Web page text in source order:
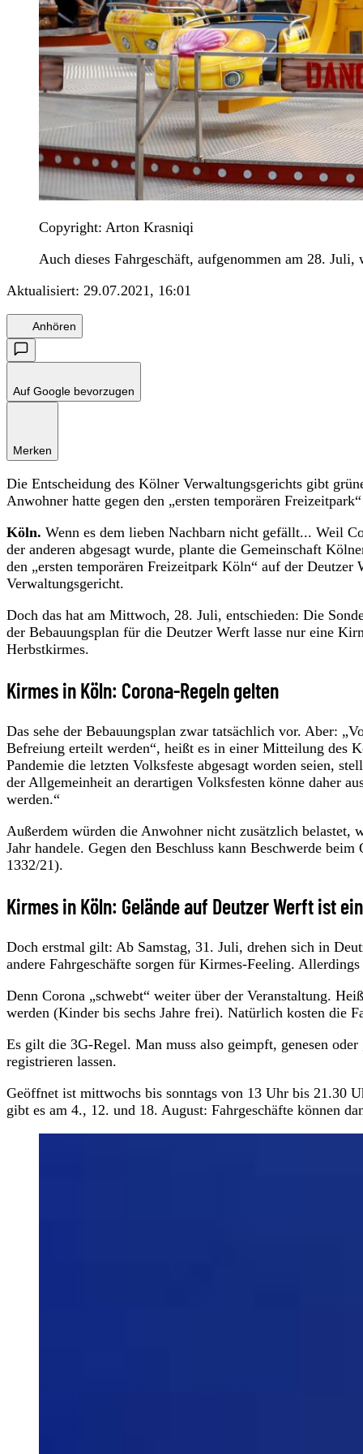
Copyright: Arton Krasniqi
Auch dieses Fahrgeschäft, aufgenommen am 28.
Aktualisiert: 29.07.2021, 16:01
Anhören
Auf Google bevorzugen
Merken
Die Entscheidung des Kölner Verwaltungsgerichts gibt
Anwohner hatte gegen den „ersten temporären
Köln. Wenn es dem lieben Nachbarn nicht gefällt... Weil
der anderen abgesagt wurde, plante die Gemeinschaft
den „ersten temporären Freizeitpark Köln“ auf der
Verwaltungsgericht.
Doch das hat am Mittwoch, 28. Juli, entschieden: Die
der Bebauungsplan für die Deutzer Werft lasse nur eine
Herbstkirmes.
Kirmes in Köln: Corona-Regeln gelten
Das sehe der Bebauungsplan zwar tatsächlich vor. Aber:
Befreiung erteilt werden“, heißt es in einer Mitteilung des
Pandemie die letzten Volksfeste abgesagt worden seien,
der Allgemeinheit an derartigen Volksfesten könne daher
werden.“
Außerdem würden die Anwohner nicht zusätzlich belastet,
Jahr handele. Gegen den Beschluss kann Beschwerde
1332/21).
Kirmes in Köln: Gelände auf Deutzer Werft ist
Doch erstmal gilt: Ab Samstag, 31. Juli, drehen sich in
andere Fahrgeschäfte sorgen für Kirmes-Feeling.
Denn Corona „schwebt“ weiter über der Veranstaltung.
werden (Kinder bis sechs Jahre frei). Natürlich kosten die
Es gilt die 3G-Regel. Man muss also geimpft, genesen
registrieren lassen.
Geöffnet ist mittwochs bis sonntags von 13 Uhr bis 21.30
gibt es am 4., 12. und 18. August: Fahrgeschäfte können